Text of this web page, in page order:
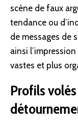
scène de faux
tendance ou
de messages de
ainsi
vastes et plus
Profils